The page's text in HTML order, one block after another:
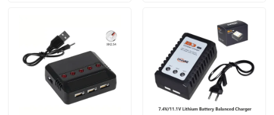
เกี่ยวกับเรา
ทัวร์โรงงาน